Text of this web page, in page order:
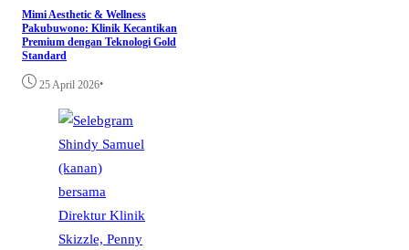
Mimi Aesthetic & Wellness
Pakubuwono: Klinik Kecantikan
Premium dengan Teknologi Gold
Standard
25 April 2026•